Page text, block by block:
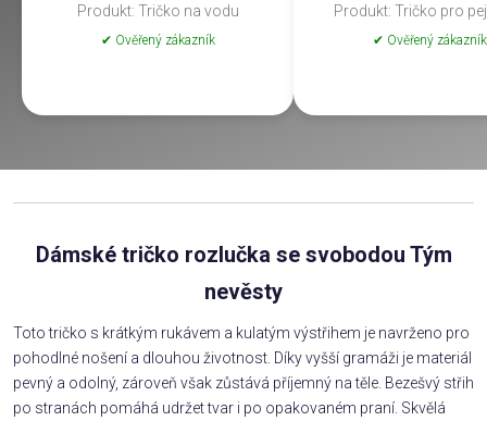
Produkt: Tričko na vodu
✔ Ověřený zákazník
Produkt: Tričko pro
✔ Ověřený zákazník
Dámské tričko rozlučka se svobodou Tým
nevěsty
Toto tričko s krátkým rukávem a kulatým výstřihem je navrženo pro
pohodlné nošení a dlouhou životnost. Díky vyšší gramáži je materiál
pevný a odolný, zároveň však zůstává příjemný na těle. Bezešvý střih
po stranách pomáhá udržet tvar i po opakovaném praní. Skvělá